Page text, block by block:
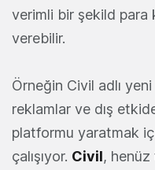
verimli bir şekild para
verebilir.
Örneğin Civil adlı
reklamlar ve dış
platformu yaratmak
çalışıyor. Civil, henüz